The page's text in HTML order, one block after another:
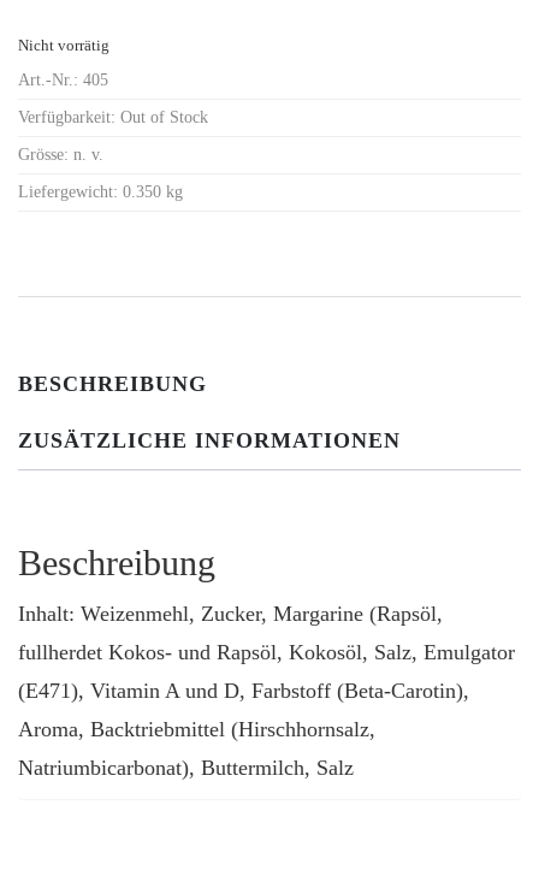
Nicht vorrätig
Art.-Nr.: 405
Verfügbarkeit: Out of Stock
Grösse: n. v.
Liefergewicht: 0.350 kg
BESCHREIBUNG
ZUSÄTZLICHE INFORMATIONEN
Beschreibung
Inhalt: Weizenmehl, Zucker, Margarine (Rapsöl,
fullherdet Kokos- und Rapsöl, Kokosöl, Salz, Emulgator
(E471), Vitamin A und D, Farbstoff (Beta-Carotin),
Aroma, Backtriebmittel (Hirschhornsalz,
Natriumbicarbonat), Buttermilch, Salz